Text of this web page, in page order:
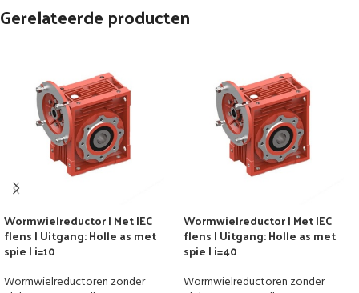
Gerelateerde producten
Wormwielreductor | Met IEC
flens | Uitgang: Holle as met
spie | i=10
Wormwielreductoren zonder
Wormwielreductor | Met IEC
flens | Uitgang: Holle as met
spie | i=40
Wormwielreductoren zonder